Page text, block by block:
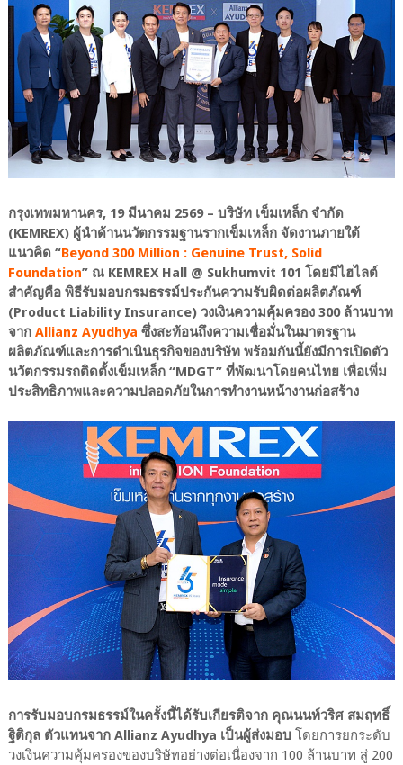
กรุงเทพมหานคร, 19 มีนาคม 2569 – บริษัท เข็มเหล็ก จำกัด
(KEMREX) ผู้นำด้านนวัตกรรมฐานรากเข็มเหล็ก จัดงานภายใต้
แนวคิด “Beyond 300 Million : Genuine Trust, Solid
Foundation” ณ KEMREX Hall @ Sukhumvit 101 โดยมีไฮไลต์
สำคัญคือ พิธีรับมอบกรมธรรม์ประกันความรับผิดต่อผลิตภัณฑ์
(Product Liability Insurance) วงเงินความคุ้มครอง 300 ล้านบาท
จาก Allianz Ayudhya ซึ่งสะท้อนถึงความเชื่อมั่นในมาตรฐาน
ผลิตภัณฑ์และการดำเนินธุรกิจของบริษัท พร้อมกันนี้ยังมีการเปิดตัว
นวัตกรรมรถติดตั้งเข็มเหล็ก “MDGT” ที่พัฒนาโดยคนไทย เพื่อเพิ่ม
ประสิทธิภาพและความปลอดภัยในการทำงานหน้างานก่อสร้าง
การรับมอบกรมธรรม์ในครั้งนี้ได้รับเกียรติจาก คุณนนท์วริศ สมฤทธิ์
ฐิติกุล ตัวแทนจาก Allianz Ayudhya เป็นผู้ส่งมอบ โดยการยกระดับ
วงเงินความคุ้มครองของบริษัทอย่างต่อเนื่องจาก 100 ล้านบาท สู่ 200